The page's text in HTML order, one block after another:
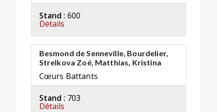
Stand : 600
Détails
Besmond de Senneville, Bourdelier,
Strelkova Zoé, Matthias, Kristina
Cœurs Battants
Stand : 703
Détails